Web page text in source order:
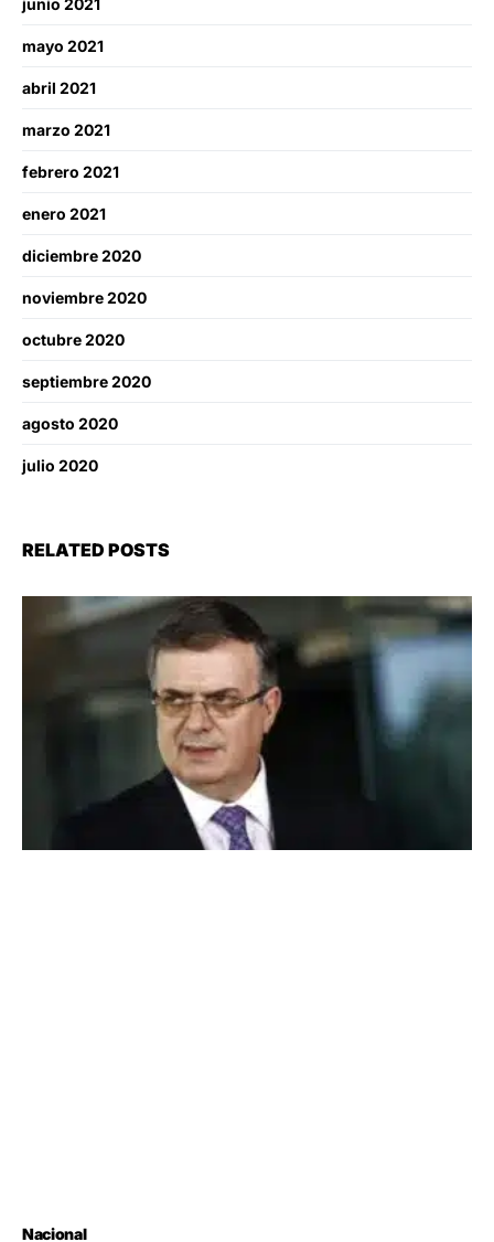
junio 2021
mayo 2021
abril 2021
marzo 2021
febrero 2021
enero 2021
diciembre 2020
noviembre 2020
octubre 2020
septiembre 2020
agosto 2020
julio 2020
RELATED POSTS
Nacional